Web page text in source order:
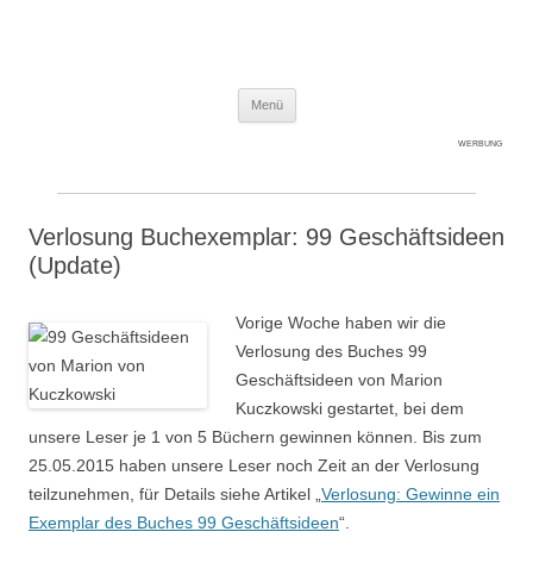
Menü
WERBUNG
Verlosung Buchexemplar: 99 Geschäftsideen
(Update)
Vorige Woche haben wir die
Verlosung des Buches 99
Geschäftsideen von Marion
Kuczkowski gestartet, bei dem
unsere Leser je 1 von 5 Büchern gewinnen können. Bis zum
25.05.2015 haben unsere Leser noch Zeit an der Verlosung
teilzunehmen, für Details siehe Artikel „ Verlosung: Gewinne ein
Exemplar des Buches 99 Geschäftsideen“.